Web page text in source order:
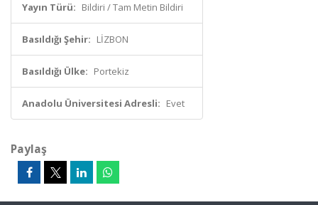
Yayın Türü: Bildiri / Tam Metin Bildiri
Basıldığı Şehir: LİZBON
Basıldığı Ülke: Portekiz
Anadolu Üniversitesi Adresli: Evet
Paylaş